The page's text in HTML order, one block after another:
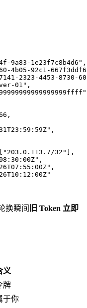
9a83-1e23f7c8b4d6" ,
4b05-92c1-
2323-4453-8730-
01" ,
,
,
"203.0.113.7/32"
],
,
,
换瞬间 旧 Token 立即
义
牌
于你